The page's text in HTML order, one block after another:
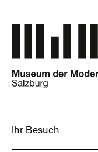
Ihr Besuch